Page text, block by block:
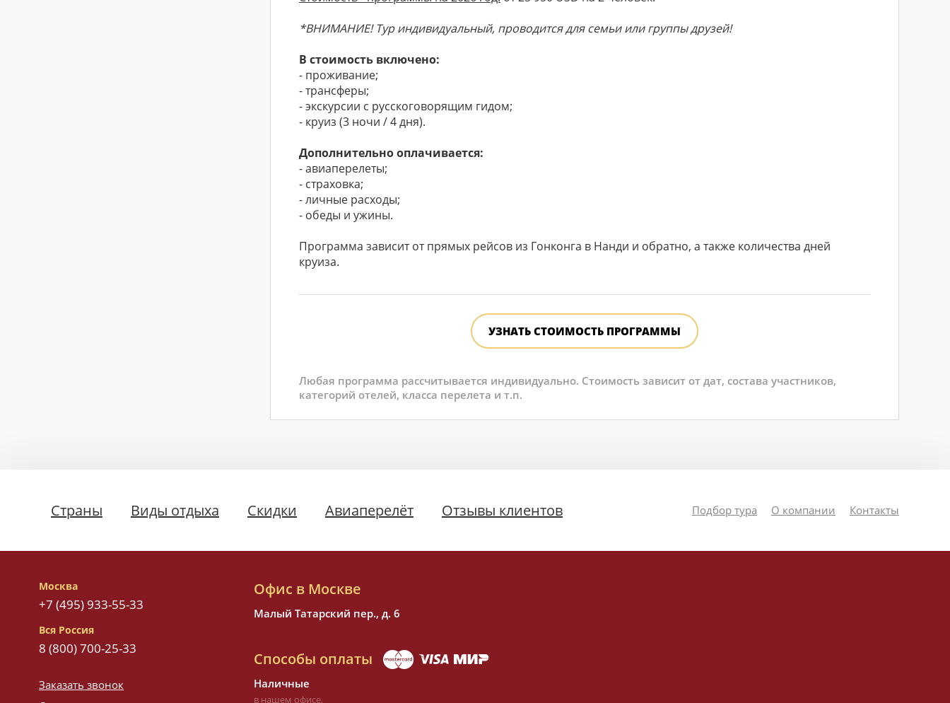
*ВНИМАНИЕ! Тур индивидуальный, проводится для семьи или группы друзей!
В стоимость включено:
- проживание;
- трансферы;
- экскурсии с русскоговорящим гидом;
- круиз (3 ночи / 4 дня).
Дополнительно оплачивается:
- авиаперелеты;
- страховка;
- личные расходы;
- обеды и ужины.
Программа зависит от прямых рейсов из Гонконга в Нанди и обратно, а также количества дней
круиза.
УЗНАТЬ СТОИМОСТЬ ПРОГРАММЫ
Любая программа рассчитывается индивидуально. Стоимость зависит от дат, состава участников,
категорий отелей, класса перелета и т.п.
Страны Виды отдыха Скидки Авиаперелёт Отзывы клиентов Подбор тура О компании Контакты
Москва
+7 (495) 933-55-33
Вся Россия
8 (800) 700-25-33
Заказать звонок
Офис в Москве
Малый Татарский пер., д. 6
Способы оплаты
Наличные
в нашем офисе,